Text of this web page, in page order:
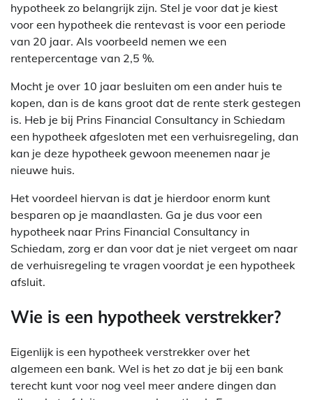
hypotheek zo belangrijk zijn. Stel je voor dat je kiest
voor een hypotheek die rentevast is voor een periode
van 20 jaar. Als voorbeeld nemen we een
rentepercentage van 2,5 %.
Mocht je over 10 jaar besluiten om een ander huis te
kopen, dan is de kans groot dat de rente sterk gestegen
is. Heb je bij Prins Financial Consultancy in Schiedam
een hypotheek afgesloten met een verhuisregeling, dan
kan je deze hypotheek gewoon meenemen naar je
nieuwe huis.
Het voordeel hiervan is dat je hierdoor enorm kunt
besparen op je maandlasten. Ga je dus voor een
hypotheek naar Prins Financial Consultancy in
Schiedam, zorg er dan voor dat je niet vergeet om naar
de verhuisregeling te vragen voordat je een hypotheek
afsluit.
Wie is een hypotheek verstrekker?
Eigenlijk is een hypotheek verstrekker over het
algemeen een bank. Wel is het zo dat je bij een bank
terecht kunt voor nog veel meer andere dingen dan